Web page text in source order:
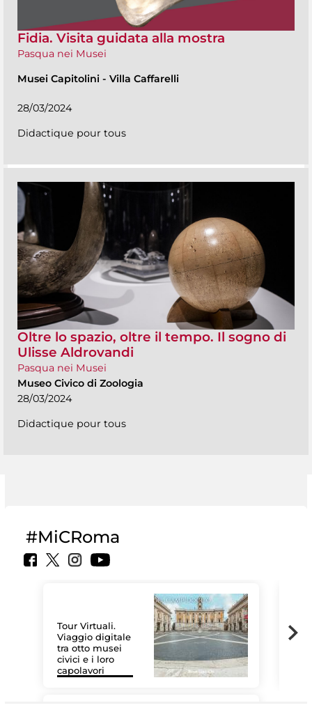
Fidia. Visita guidata alla mostra
Pasqua nei Musei
Musei Capitolini - Villa Caffarelli
28/03/2024
Didactique pour tous
Oltre lo spazio, oltre il tempo. Il sogno di
Ulisse Aldrovandi
Pasqua nei Musei
Museo Civico di Zoologia
28/03/2024
Didactique pour tous
#MiCRoma
Tour Virtuali.
Viaggio digitale
tra otto musei
civici e i loro
capolavori